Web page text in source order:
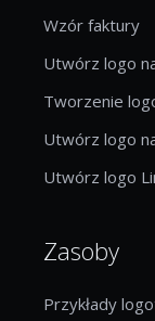
Wzór faktury
Utwórz logo
Tworzenie
Utwórz logo
Utwórz logo
Zasoby
Przykłady